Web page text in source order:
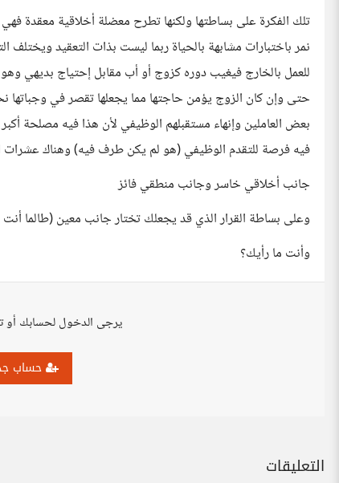
تلك الفكرة على بساطتها ولكنها تطرح معضلة أخلاقية معقدة فهي
نمر باختبارات مشابهة بالحياة ربما ليست بذات التعقيد
للعمل بالخارج فيغيب دوره كزوج أو أب مقابل إحتياج بديهي وهو
حتى وإن كان الزوج يؤمن حاجتها مما يجعلها تقصر في
بعض العاملين وإنهاء مستقبلهم الوظيفي لأن هذا فيه
فيه فرصة للتقدم الوظيفي (هو لم يكن طرف فيه) وهناك عشرات
جانب أخلاقي خاسر وجانب منطقي فائز
وعلى بساطة القرار الذي قد يجعلك تختار جانب معين (طالما
وأنت ما رأيك؟
يرجى الدخول لحسابك
حساب
التعليقات